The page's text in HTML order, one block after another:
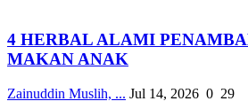
4 HERBAL ALAMI
MAKAN ANAK
Zainuddin Muslih, ... Jul 14, 2026 0 29